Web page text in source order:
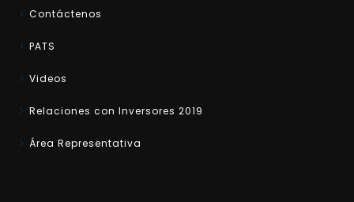
Contáctenos
PATS
Videos
Relaciones con Inversores 2019
Área Representativa